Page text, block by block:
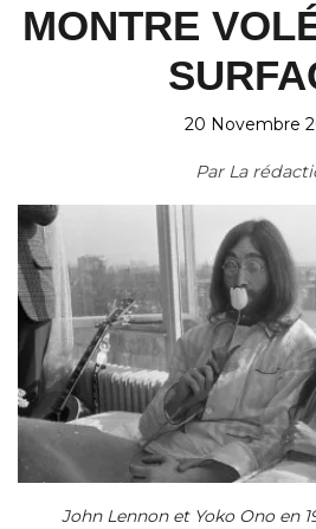
MONTRE
20 Novembre
Par La
John Lennon et Yoko Ono en